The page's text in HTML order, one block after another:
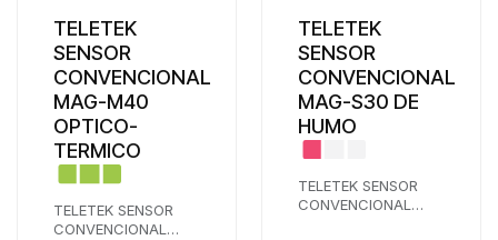
TELETEK
SENSOR
CONVENCIONAL
MAG-M40
OPTICO-
TERMICO
TELETEK SENSOR
CONVENCIONAL
TELETEK
SENSOR
CONVENCIONAL
MAG-S30 DE
HUMO
TELETEK SENSOR
CONVENCIONAL